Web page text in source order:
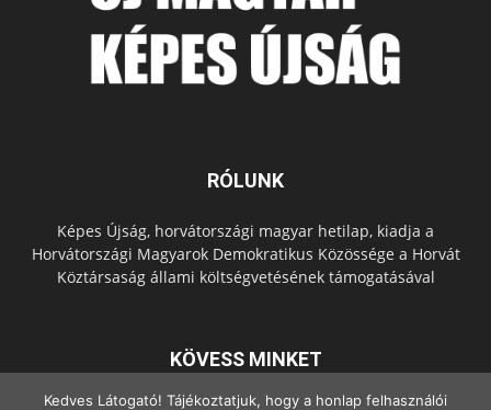
RÓLUNK
Képes Újság, horvátországi magyar hetilap, kiadja a
Horvátországi Magyarok Demokratikus Közössége a Horvát
Köztársaság állami költségvetésének támogatásával
KÖVESS MINKET
Kedves Látogató! Tájékoztatjuk, hogy a honlap felhasználói